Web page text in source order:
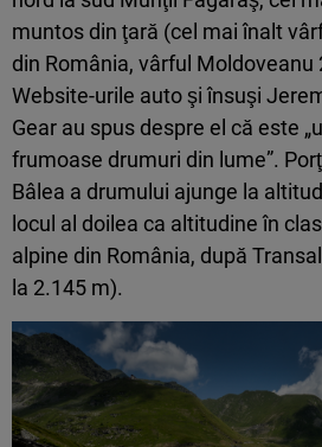
muntos din ţară (cel mai înalt
din România, vârful Moldoveanu
Website-urile auto şi însuşi
Gear au spus despre el că este
frumoase drumuri din lume”.
Bâlea a drumului ajunge la
locul al doilea ca altitudine în
alpine din România, după
la 2.145 m).